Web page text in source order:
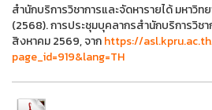
สำนักบริการวิชาการและจัดหารายได้ มหาวิ
(2568). การประชุมบุคลากรสำนักบริการวิช
สิงหาคม 2569, จากhttps://
page_id=919&lang=TH